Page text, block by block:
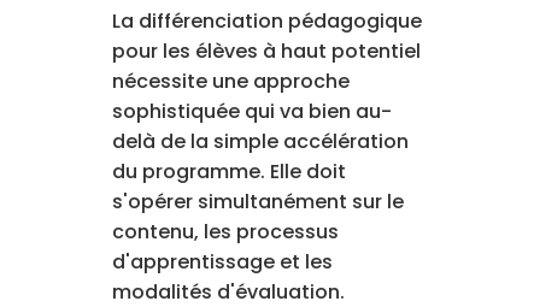
La différenciation pédagogique
pour les élèves à haut potentiel
nécessite une approche
sophistiquée qui va bien au-
delà de la simple accélération
du programme. Elle doit
s'opérer simultanément sur le
contenu, les processus
d'apprentissage et les
modalités d'évaluation.